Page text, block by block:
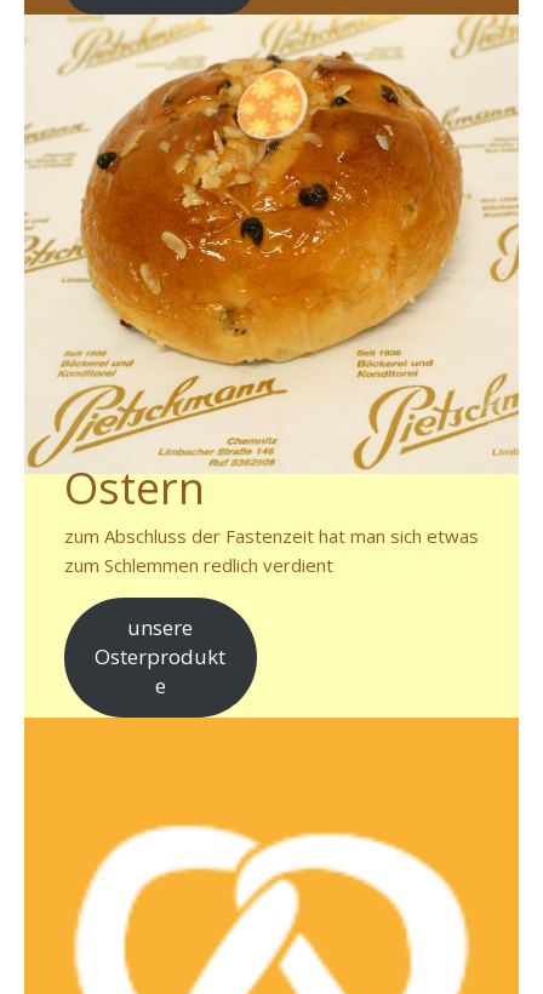
Ostern
zum Abschluss der Fastenzeit hat man sich etwas
zum Schlemmen redlich verdient
unsere
Osterprodukt
e